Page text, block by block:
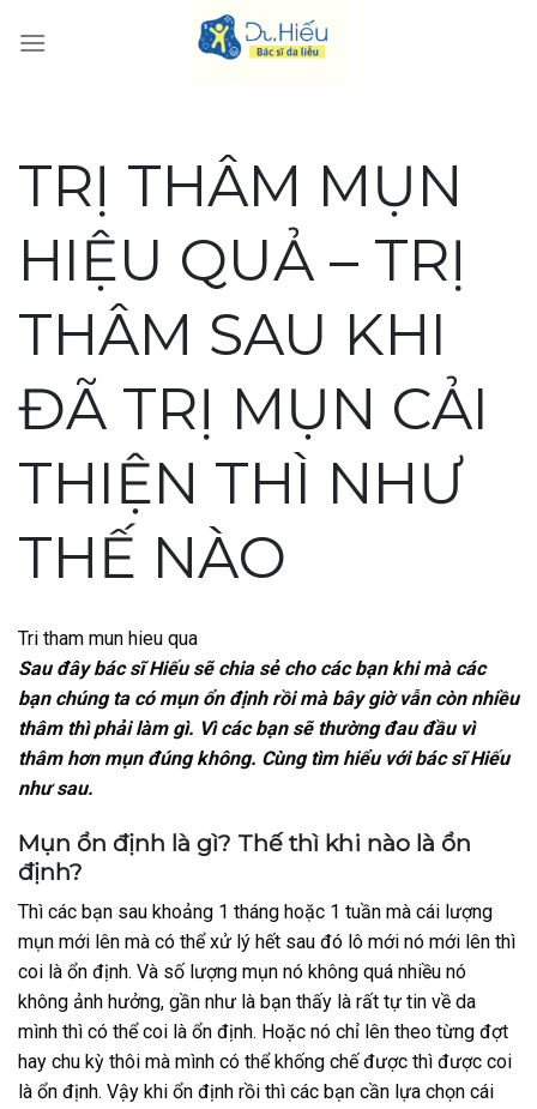
TRỊ THÂM MỤN
HIỆU QUẢ – TRỊ
THÂM SAU KHI
ĐÃ TRỊ MỤN CẢI
THIỆN THÌ NHƯ
THẾ NÀO
Tri tham mun hieu qua
Sau đây bác sĩ Hiếu sẽ chia sẻ cho các bạn khi mà các
bạn chúng ta có mụn ổn định rồi mà bây giờ vẫn còn nhiều
thâm thì phải làm gì. Vì các bạn sẽ thường đau đầu vì
thâm hơn mụn đúng không. Cùng tìm hiểu với bác sĩ Hiếu
như sau.
Mụn ổn định là gì? Thế thì khi nào là ổn
định?
Thì các bạn sau khoảng 1 tháng hoặc 1 tuần mà cái lượng
mụn mới lên mà có thể xử lý hết sau đó lô mới nó mới lên thì
coi là ổn định. Và số lượng mụn nó không quá nhiều nó
không ảnh hưởng, gần như là bạn thấy là rất tự tin về da
mình thì có thể coi là ổn định. Hoặc nó chỉ lên theo từng đợt
hay chu kỳ thôi mà mình có thể khống chế được thì được coi
là ổn định. Vậy khi ổn định rồi thì các bạn cần lựa chọn cái